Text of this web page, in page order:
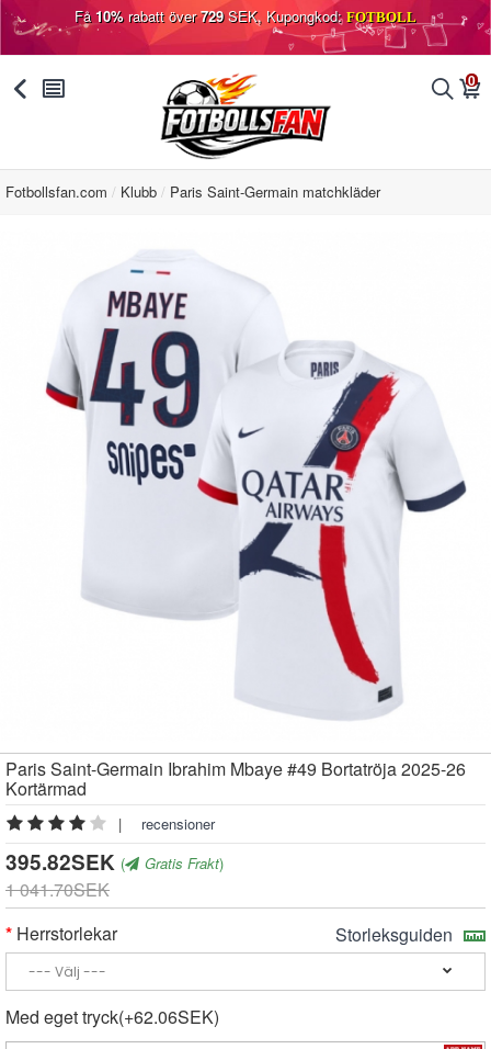
Få10%rabatt över729SEK, Kupongkod: FOTBOLL
󰅯 󰂩 󰂨 0
󰃦
Fotbollsfan.com Klubb Paris Saint-Germain matchkläder
Paris Saint-Germain Ibrahim Mbaye #49 Bortatröja 2025-26
Kortärmad
| recensioner
395.82SEK ( Gratis Frakt)
1 041.70SEK
Herrstorlekar
Storleksguiden
Med eget tryck(+62.06SEK)